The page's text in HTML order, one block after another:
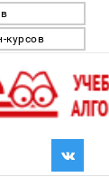
курсов